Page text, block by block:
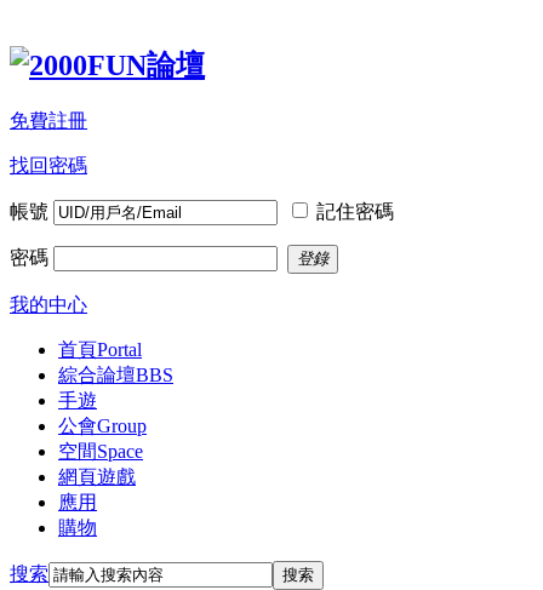
免費註冊
找回密碼
帳號 記住密碼
密碼 登錄
我的中心
首頁Portal
綜合論壇BBS
手遊
公會Group
空間Space
網頁遊戲
應用
購物
搜索 搜索